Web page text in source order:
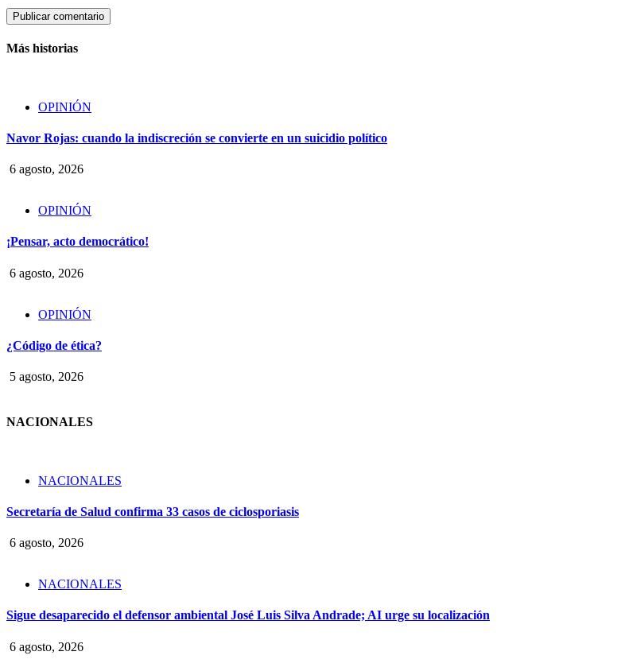
Más historias
OPINIÓN
Navor Rojas: cuando la indiscreción se convierte en un suicidio político
6 agosto, 2026
OPINIÓN
¡Pensar, acto democrático!
6 agosto, 2026
OPINIÓN
¿Código de ética?
5 agosto, 2026
NACIONALES
NACIONALES
Secretaría de Salud confirma 33 casos de ciclosporiasis
6 agosto, 2026
NACIONALES
Sigue desaparecido el defensor ambiental José Luis Silva Andrade; AI urge su localización
6 agosto, 2026